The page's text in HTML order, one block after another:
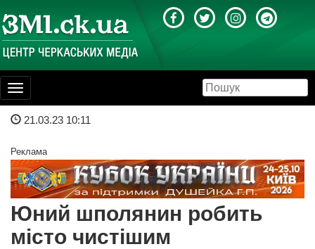
Toggle
navigation
21.03.23 10:11
Реклама
Юний шполянин робить
місто чистішим